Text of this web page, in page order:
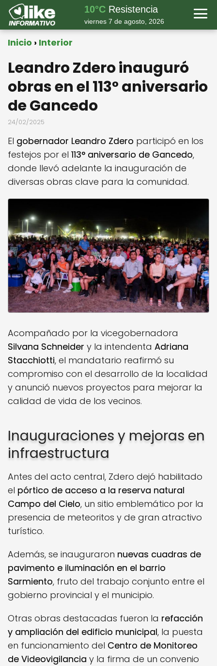
10°CResistencia
viernes 7 de agosto, 2026
Inicio Interior
Leandro Zdero inauguró
obras en el 113° aniversario
de Gancedo
24/02/2025
El gobernador Leandro Zdero participó en los
festejos por el 113° aniversario de Gancedo,
donde llevó adelante la inauguración de
diversas obras clave para la comunidad.
Acompañado por la vicegobernadora
Silvana Schneider y la intendenta Adriana
Stacchiotti, el mandatario reafirmó su
compromiso con el desarrollo de la localidad
y anunció nuevos proyectos para mejorar la
calidad de vida de los vecinos.
Inauguraciones y mejoras en
infraestructura
Antes del acto central, Zdero dejó habilitado
el pórtico de acceso a la reserva natural
Campo del Cielo, un sitio emblemático por la
presencia de meteoritos y de gran atractivo
turístico.
Además, se inauguraron nuevas cuadras de
pavimento e iluminación en el barrio
Sarmiento, fruto del trabajo conjunto entre el
gobierno provincial y el municipio.
Otras obras destacadas fueron la refacción
y ampliación del edificio municipal, la puesta
en funcionamiento del Centro de Monitoreo
de Videovigilancia y la firma de un convenio